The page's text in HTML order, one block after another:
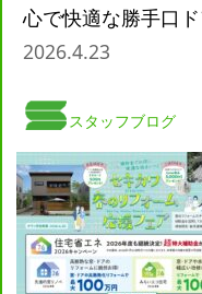
心で快適な勝手口ド
2026.4.23
スタッフブログ